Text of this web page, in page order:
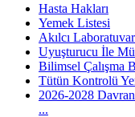
Hasta Hakları
Yemek Listesi
Akılcı
Uyuşturucu İle
Bilimsel Çalışma
Tütün Kontrolü
2026-2028
...